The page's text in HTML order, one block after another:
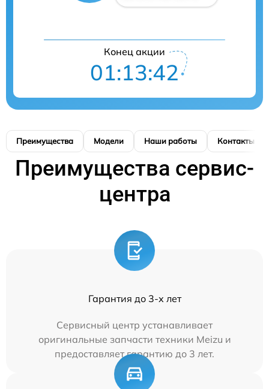
Конец акции
01:13:41
Преимущества Модели Наши работы Контакты
Преимущества сервис-
центра
Гарантия до 3-х лет
Сервисный центр устанавливает
оригинальные запчасти техники Meizu и
предоставляет гарантию до 3 лет.